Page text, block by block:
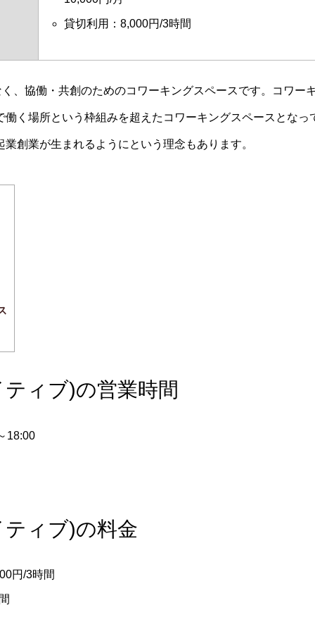
貸切利用：8,000円/3時間
、協働・共創のためのコワーキングスペースです。コワー
く場所という枠組みを超えたコワーキングスペースとなっ
創業が生まれるようにという理念もあります。
ィブ)の営業時間
18:00
ィブ)の料金
円/3時間